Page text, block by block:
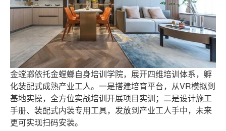
金螳螂依托金螳螂自身培训学院，展开四维培训体系，孵
化装配式成熟产业工人。一是搭建培育平台，从VR模拟到
基地实操，全方位实战培训开展项目实训；二是设计施工
手册、装配式内装专用工具，发放到产业工人手中，未来
更可实现扫码安装。